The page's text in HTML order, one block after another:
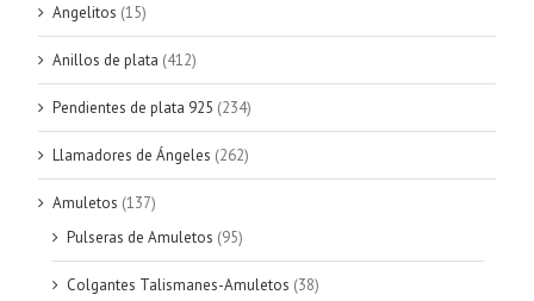
Angelitos (15)
Anillos de plata (412)
Pendientes de plata 925 (234)
Llamadores de Ángeles (262)
Amuletos (137)
Pulseras de Amuletos (95)
Colgantes Talismanes-Amuletos (38)